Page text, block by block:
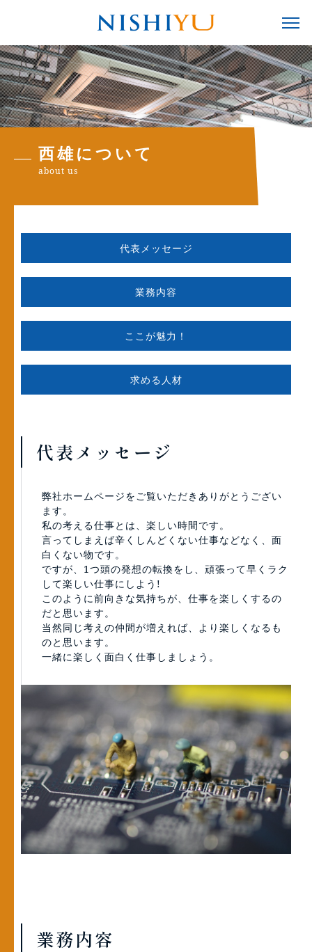
西雄について
about us
代表メッセージ
業務内容
ここが魅力！
求める人材
代表メッセージ
弊社ホームページをご覧いただきありがとうござい
ます。
私の考える仕事とは、楽しい時間です。
言ってしまえば辛くしんどくない仕事などなく、面
白くない物です。
ですが、1つ頭の発想の転換をし、頑張って早くラク
して楽しい仕事にしよう!
このように前向きな気持ちが、仕事を楽しくするの
だと思います。
当然同じ考えの仲間が増えれば、より楽しくなるも
のと思います。
一緒に楽しく面白く仕事しましょう。
業務内容